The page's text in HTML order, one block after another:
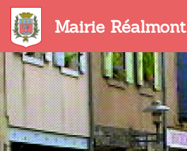
Aller
contenu
principal
Mairie Réalmont